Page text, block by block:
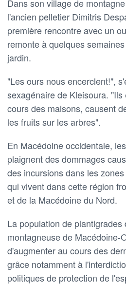
Dans son village de
l'ancien pelletier Dimitris
première rencontre avec un
remonte à quelques
jardin.
"Les ours nous encerclent!",
sexagénaire de Kleisoura.
cours des maisons, causent
les fruits sur les arbres".
En Macédoine occidentale,
plaignent des dommages
des incursions dans les
qui vivent dans cette région
et de la Macédoine du Nord.
La population de plantigrades
montagneuse de Macédoine-
d'augmenter au cours des
grâce notamment à
politiques de protection de